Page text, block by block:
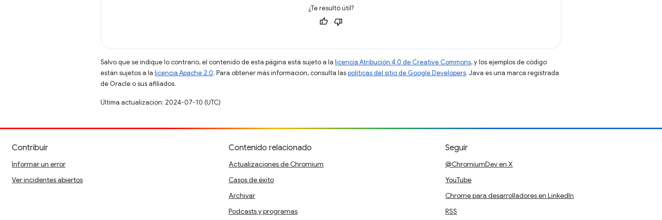
¿Te resultó útil?
Salvo que se indique lo contrario, el contenido de esta página está sujeto a la licencia Atribución 4.0 de Creative Commons, y los ejemplos de código
están sujetos a la licencia Apache 2.0. Para obtener más información, consulta laspolíticas del sitio de Google Developers. Java es una marca registrada
de Oracle o sus afiliados.
Última actualización: 2024-07-10 (UTC)
Contribuir
Informar un error
Ver incidentes abiertos
Contenido relacionado
Actualizaciones de Chromium
Casos de éxito
Archivar
Podcasts y programas
Seguir
@ChromiumDev en X
YouTube
Chrome para desarrolladores en LinkedIn
RSS